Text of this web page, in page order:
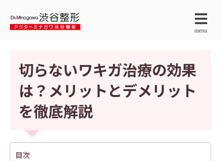
menu
切らないワキガ治療の効果
は？メリットとデメリット
を徹底解説
目次